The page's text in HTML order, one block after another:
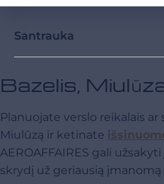
Santrauka
Bazelis,
Planuojate verslo reikalais
Miulūzą ir ketinate
AEROAFFAIRES gali
skrydį už geriausią įmanomą